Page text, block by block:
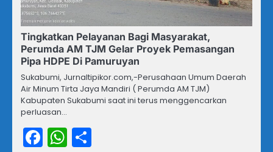
Tingkatkan Pelayanan Bagi Masyarakat,
Perumda AM TJM Gelar Proyek Pemasangan
Pipa HDPE Di Pamuruyan
Sukabumi, Jurnaltipikor.com,-Perusahaan Umum Daerah
Air Minum Tirta Jaya Mandiri ( Perumda AM TJM)
Kabupaten Sukabumi saat ini terus menggencarkan
perluasan…
Facebook
WhatsApp